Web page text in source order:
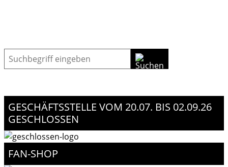
Suche
GESCHÄFTSSTELLE VOM 20.07. BIS 02.09.26
GESCHLOSSEN
FAN-SHOP